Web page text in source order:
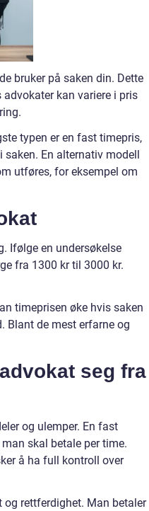
bruker på saken din. Dette
kan variere i pris
typen er en fast timepris,
En alternativ modell
utføres, for eksempel om
Ifølge en undersøkelse
fra 1300 kr til 3000 kr.
timeprisen øke hvis saken
Blant de mest erfarne og
seg fra
og ulemper. En fast
skal betale per time.
å ha full kontroll over
rettferdighet. Man betaler